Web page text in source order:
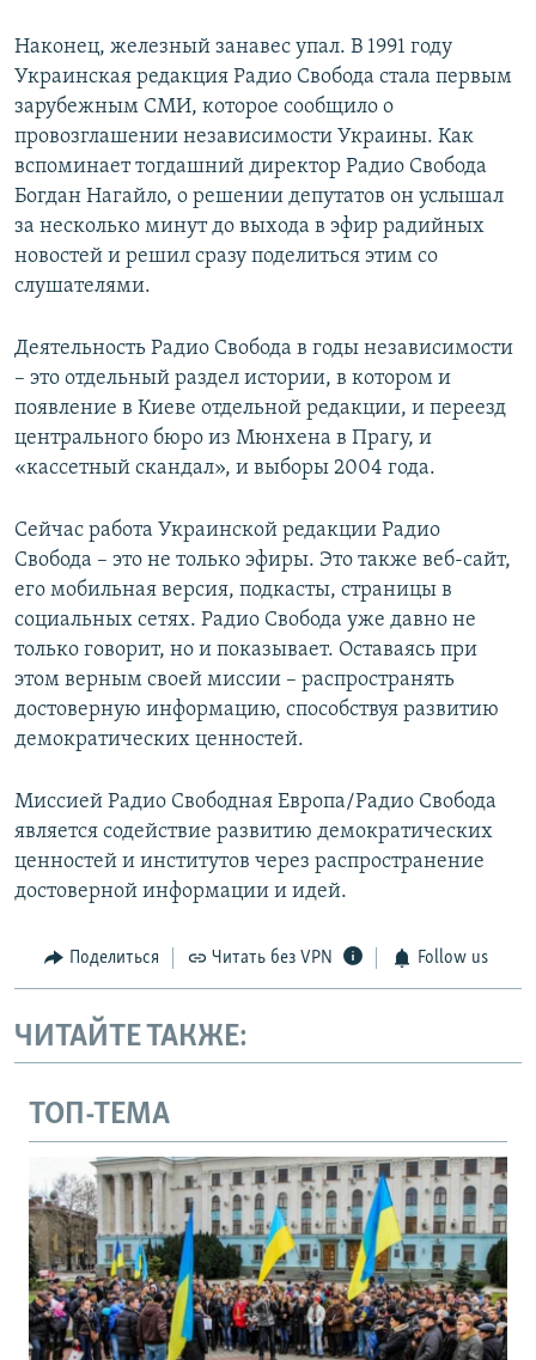
Наконец, железный занавес упал. В 1991 году
Украинская редакция Радио Свобода стала первым
зарубежным СМИ, которое сообщило о
провозглашении независимости Украины. Как
вспоминает тогдашний директор Радио Свобода
Богдан Нагайло, о решении депутатов он услышал
за несколько минут до выхода в эфир радийных
новостей и решил сразу поделиться этим со
слушателями.
Деятельность Радио Свобода в годы независимости
– это отдельный раздел истории, в котором и
появление в Киеве отдельной редакции, и переезд
центрального бюро из Мюнхена в Прагу, и
«кассетный скандал», и выборы 2004 года.
Сейчас работа Украинской редакции Радио
Свобода – это не только эфиры. Это также веб-сайт,
его мобильная версия, подкасты, страницы в
социальных сетях. Радио Свобода уже давно не
только говорит, но и показывает. Оставаясь при
этом верным своей миссии – распространять
достоверную информацию, способствуя развитию
демократических ценностей.
Миссией Радио Свободная Европа/Радио Свобода
является содействие развитию демократических
ценностей и институтов через распространение
достоверной информации и идей.
Поделиться Читать без VPN Follow us
ЧИТАЙТЕ ТАКЖЕ:
ТОП-ТЕМА